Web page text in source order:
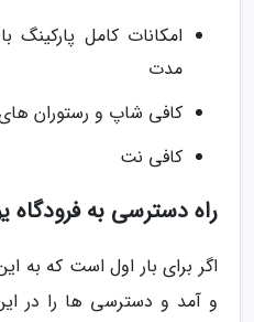
امکانات کامل
مدت
کافی شاپ و رستوران
کافی نت
راه دسترسی به فرودگاه
اگر برای بار اول است که به
و آمد و دسترسی ها را در